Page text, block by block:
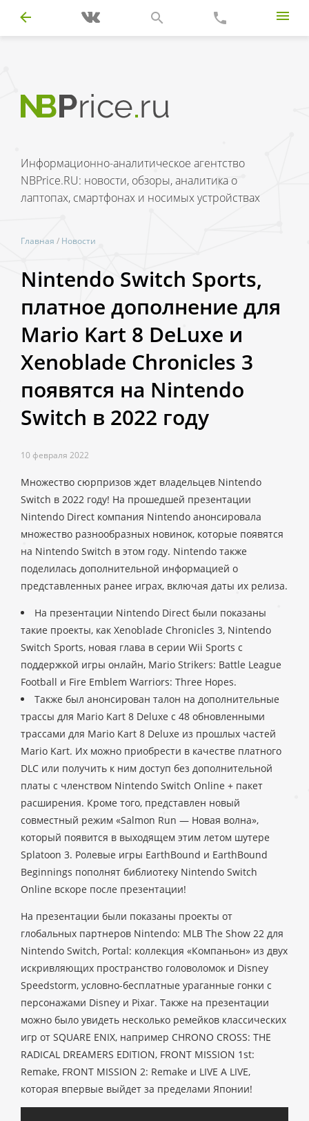
Информационно-аналитическое агентство
NBPrice.RU: новости, обзоры, аналитика о
лаптопах, смартфонах и носимых устройствах
Главная / Новости
Nintendo Switch Sports,
платное дополнение для
Mario Kart 8 DeLuxe и
Xenoblade Chronicles 3
появятся на Nintendo
Switch в 2022 году
10 февраля 2022
Множество сюрпризов ждет владельцев Nintendo
Switch в 2022 году! На прошедшей презентации
Nintendo Direct компания Nintendo анонсировала
множество разнообразных новинок, которые появятся
на Nintendo Switch в этом году. Nintendo также
поделилась дополнительной информацией о
представленных ранее играх, включая даты их релиза.
На презентации Nintendo Direct были показаны
такие проекты, как Xenoblade Chronicles 3, Nintendo
Switch Sports, новая глава в серии Wii Sports с
поддержкой игры онлайн, Mario Strikers: Battle League
Football и Fire Emblem Warriors: Three Hopes.
Также был анонсирован талон на дополнительные
трассы для Mario Kart 8 Deluxe с 48 обновленными
трассами для Mario Kart 8 Deluxe из прошлых частей
Mario Kart. Их можно приобрести в качестве платного
DLC или получить к ним доступ без дополнительной
платы с членством Nintendo Switch Online + пакет
расширения. Кроме того, представлен новый
совместный режим «Salmon Run — Новая волна»,
который появится в выходящем этим летом шутере
Splatoon 3. Ролевые игры EarthBound и EarthBound
Beginnings пополнят библиотеку Nintendo Switch
Online вскоре после презентации!
На презентации были показаны проекты от
глобальных партнеров Nintendo: MLB The Show 22 для
Nintendo Switch, Portal: коллекция «Компаньон» из двух
искривляющих пространство головоломок и Disney
Speedstorm, условно-бесплатные ураганные гонки с
персонажами Disney и Pixar. Также на презентации
можно было увидеть несколько ремейков классических
игр от SQUARE ENIX, например CHRONO CROSS: THE
RADICAL DREAMERS EDITION, FRONT MISSION 1st:
Remake, FRONT MISSION 2: Remake и LIVE A LIVE,
которая впервые выйдет за пределами Японии!